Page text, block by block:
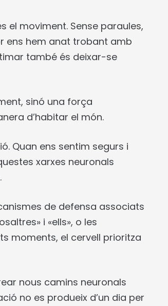
el moviment. Sense paraules,
ens hem anat trobant amb
també és deixar-se
sinó una força
d’habitar el món.
Quan ens sentim segurs i
xarxes neuronals
de defensa associats
i «ells», o les
moments, el cervell prioritza
nous camins neuronals
no es produeix d’un dia per